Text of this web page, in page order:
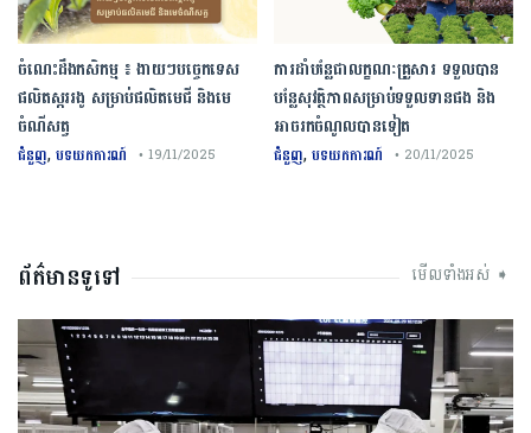
ការដាំបន្លែជាលក្ខណៈគ្រួសារ ទទួលបាន
បន្លែសុវត្ថិភាពសម្រាប់ទទួលទានផង និង
អាចរកចំណូលបានទៀត
ជំនួញ,បទយកការណ៍ • 20/11/2025
ចំណេះដឹងកសិកម្ម ៖ ងាយៗបច្ចេកទេស
ផលិតស្កររងូ សម្រាប់ផលិតមេជី និងមេ
ចំណីសត្វ
ជំនួញ,បទយកការណ៍ • 19/11/2025
ព័ត៌មានទូទៅ មើលទាំងអស់ ➧